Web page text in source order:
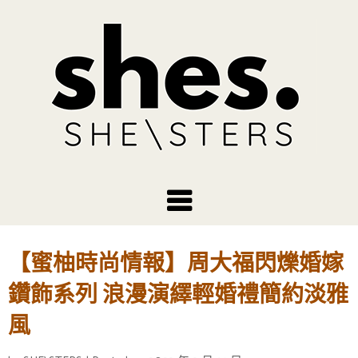
【蜜柚時尚情報】周大福閃爍婚嫁
鑽飾系列 浪漫演繹輕婚禮簡約淡雅
風